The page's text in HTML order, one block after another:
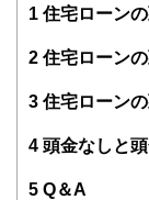
得者
験者
関わ
護士
1 住宅ローン
2 住宅ローン
3 住宅ローン
4 頭金なしと
5 Q＆A